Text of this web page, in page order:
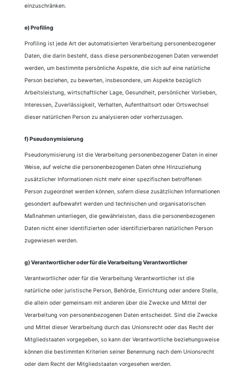
einzuschränken.
e) Profiling
Profiling ist jede Art der automatisierten Verarbeitung personenbezogener
Daten, die darin besteht, dass diese personenbezogenen Daten verwendet
werden, um bestimmte persönliche Aspekte, die sich auf eine natürliche
Person beziehen, zu bewerten, insbesondere, um Aspekte bezüglich
Arbeitsleistung, wirtschaftlicher Lage, Gesundheit, persönlicher Vorlieben,
Interessen, Zuverlässigkeit, Verhalten, Aufenthaltsort oder Ortswechsel
dieser natürlichen Person zu analysieren oder vorherzusagen.
f) Pseudonymisierung
Pseudonymisierung ist die Verarbeitung personenbezogener Daten in einer
Weise, auf welche die personenbezogenen Daten ohne Hinzuziehung
zusätzlicher Informationen nicht mehr einer spezifischen betroffenen
Person zugeordnet werden können, sofern diese zusätzlichen Informationen
gesondert aufbewahrt werden und technischen und organisatorischen
Maßnahmen unterliegen, die gewährleisten, dass die personenbezogenen
Daten nicht einer identifizierten oder identifizierbaren natürlichen Person
zugewiesen werden.
g) Verantwortlicher oder für die Verarbeitung Verantwortlicher
Verantwortlicher oder für die Verarbeitung Verantwortlicher ist die
natürliche oder juristische Person, Behörde, Einrichtung oder andere Stelle,
die allein oder gemeinsam mit anderen über die Zwecke und Mittel der
Verarbeitung von personenbezogenen Daten entscheidet. Sind die Zwecke
und Mittel dieser Verarbeitung durch das Unionsrecht oder das Recht der
Mitgliedstaaten vorgegeben, so kann der Verantwortliche beziehungsweise
können die bestimmten Kriterien seiner Benennung nach dem Unionsrecht
oder dem Recht der Mitgliedstaaten vorgesehen werden.